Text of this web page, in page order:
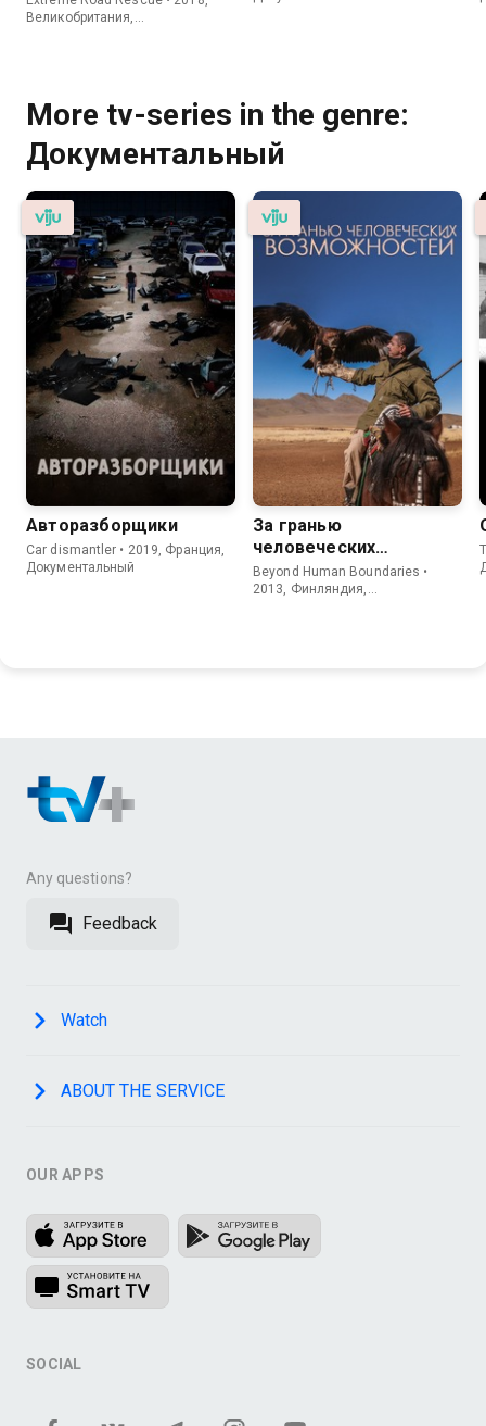
Великобритания,
More tv-series in the genre:
Документальный
Авторазборщики
Car dismantler • 2019, Франция,
Документальный
За гранью
человеческих
возможностей
Beyond Human Boundaries •
2013, Финляндия,
Any questions?
Feedback
Watch
ABOUT THE SERVICE
OUR APPS
SOCIAL